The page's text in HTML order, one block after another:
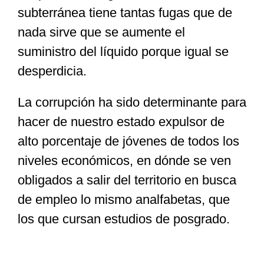
subterránea tiene tantas fugas que de
nada sirve que se aumente el
suministro del líquido porque igual se
desperdicia.
La corrupción ha sido determinante para
hacer de nuestro estado expulsor de
alto porcentaje de jóvenes de todos los
niveles económicos, en dónde se ven
obligados a salir del territorio en busca
de empleo lo mismo analfabetas, que
los que cursan estudios de posgrado.